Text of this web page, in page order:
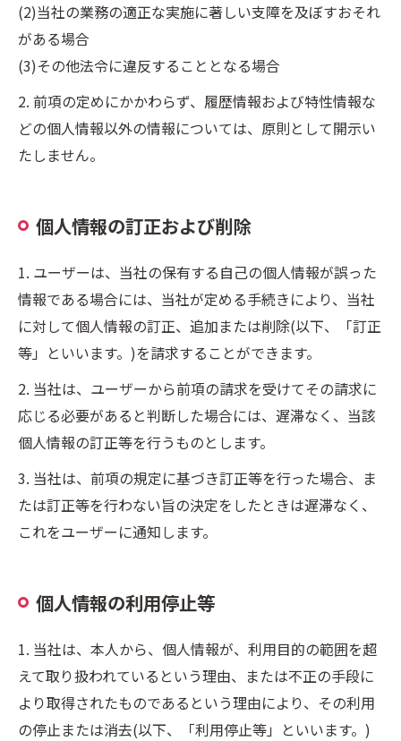
(2)当社の業務の適正な実施に著しい支障を及ぼすおそれ
がある場合
(3)その他法令に違反することとなる場合
2. 前項の定めにかかわらず、履歴情報および特性情報な
どの個人情報以外の情報については、原則として開示い
たしません。
個人情報の訂正および削除
1. ユーザーは、当社の保有する自己の個人情報が誤った
情報である場合には、当社が定める手続きにより、当社
に対して個人情報の訂正、追加または削除(以下、「訂正
等」といいます。)を請求することができます。
2. 当社は、ユーザーから前項の請求を受けてその請求に
応じる必要があると判断した場合には、遅滞なく、当該
個人情報の訂正等を行うものとします。
3. 当社は、前項の規定に基づき訂正等を行った場合、ま
たは訂正等を行わない旨の決定をしたときは遅滞なく、
これをユーザーに通知します。
個人情報の利用停止等
1. 当社は、本人から、個人情報が、利用目的の範囲を超
えて取り扱われているという理由、または不正の手段に
より取得されたものであるという理由により、その利用
の停止または消去(以下、「利用停止等」といいます。)